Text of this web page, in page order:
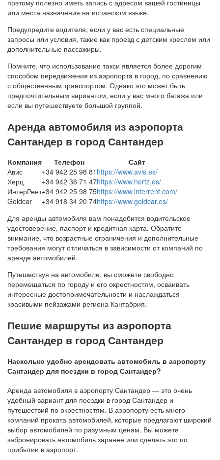
поэтому полезно иметь запись с адресом вашей гостиницы
или места назначения на испанском языке.
Предупредите водителя, если у вас есть специальные
запросы или условия, такие как проезд с детским креслом или
дополнительные пассажиры.
Помните, что использование такси является более дорогим
способом передвижения из аэропорта в город, по сравнению
с общественным транспортом. Однако это может быть
предпочтительным вариантом, если у вас много багажа или
если вы путешествуете большой группой.
Аренда автомобиля из аэропорта
Сантандер в город Сантандер
Компания Телефон
Сайт
Авис
+34 942 25 98 81 https://www.avis.es/
Херц
+34 942 36 71 47https://www.hertz.es/
ИнтерРент+34 942 25 98 75https://www.interrent.com/
Goldcar
+34 918 34 20 74https://www.goldcar.es/
Для аренды автомобиля вам понадобится водительское
удостоверение, паспорт и кредитная карта. Обратите
внимание, что возрастные ограничения и дополнительные
требования могут отличаться в зависимости от компаний по
аренде автомобилей.
Путешествуя на автомобиле, вы сможете свободно
перемещаться по городу и его окрестностям, осваивать
интересные достопримечательности и наслаждаться
красивыми пейзажами региона Кантабрия.
Пешие маршруты из аэропорта
Сантандер в город Сантандер
Насколько удобно арендовать автомобиль в аэропорту
Сантандер для поездки в город Сантандер?
Аренда автомобиля в аэропорту Сантандер — это очень
удобный вариант для поездки в город Сантандер и
путешествий по окрестностям. В аэропорту есть много
компаний проката автомобилей, которые предлагают широкий
выбор автомобилей по разумным ценам. Вы можете
забронировать автомобиль заранее или сделать это по
прибытии в аэропорт.